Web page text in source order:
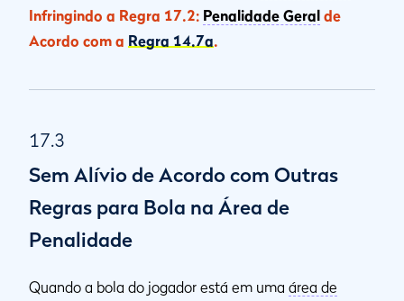
Infringindo a Regra 17.2: Penalidade Geral de
Acordo com a Regra 14.7a.
17.3
Sem Alívio de Acordo com Outras
Regras para Bola na Área de
Penalidade
Quando a bola do jogador está em uma área de